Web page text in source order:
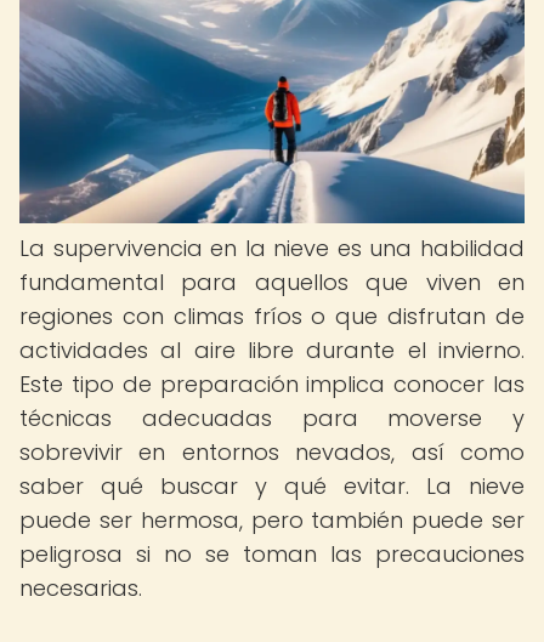
La supervivencia en la nieve es una habilidad
fundamental para aquellos que viven en
regiones con climas fríos o que disfrutan de
actividades al aire libre durante el invierno.
Este tipo de preparación implica conocer las
técnicas adecuadas para moverse y
sobrevivir en entornos nevados, así como
saber qué buscar y qué evitar. La nieve
puede ser hermosa, pero también puede ser
peligrosa si no se toman las precauciones
necesarias.